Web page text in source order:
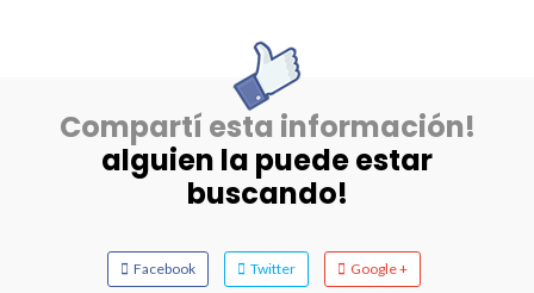
Compartí esta información!
alguien la puede estar
buscando!
Facebook Twitter Google +